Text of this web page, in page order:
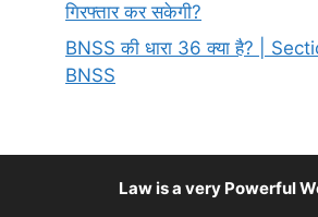
गिरफ्तार कर सकेगी?
BNSS की धारा 36 क्या है? |
BNSS
Law is a very Powerful